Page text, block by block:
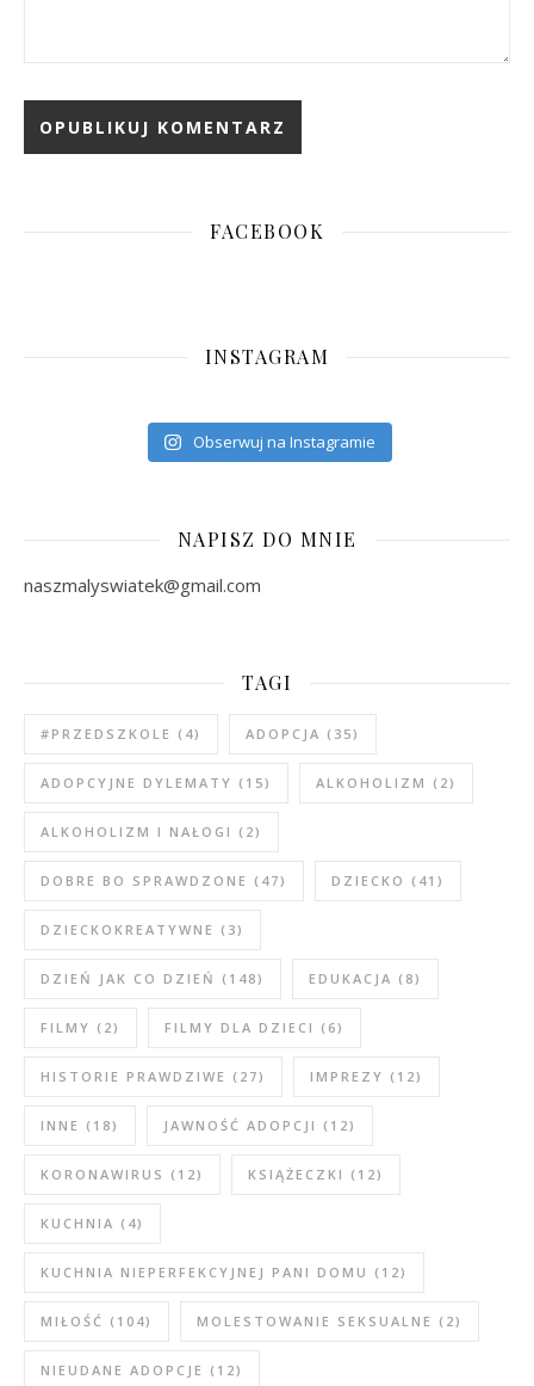
FACEBOOK
INSTAGRAM
Obserwuj na Instagramie
NAPISZ DO MNIE
naszmalyswiatek@gmail.com
TAGI
#PRZEDSZKOLE (4) ADOPCJA (35)
ADOPCYJNE DYLEMATY (15) ALKOHOLIZM (2)
ALKOHOLIZM I NAŁOGI (2)
DOBRE BO SPRAWDZONE (47) DZIECKO (41)
DZIECKOKREATYWNE (3)
DZIEŃ JAK CO DZIEŃ (148) EDUKACJA (8)
FILMY (2) FILMY DLA DZIECI (6)
HISTORIE PRAWDZIWE (27) IMPREZY (12)
INNE (18) JAWNOŚĆ ADOPCJI (12)
KORONAWIRUS (12) KSIĄŻECZKI (12)
KUCHNIA (4)
KUCHNIA NIEPERFEKCYJNEJ PANI DOMU (12)
MIŁOŚĆ (104) MOLESTOWANIE SEKSUALNE (2)
NIEUDANE ADOPCJE (12)